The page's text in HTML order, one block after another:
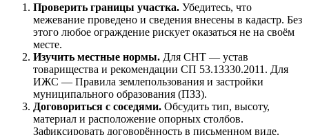
Проверить границы участка. Убедитесь, что
межевание проведено и сведения внесены в кадастр. Без
этого любое ограждение рискует оказаться не на своём
месте.
Изучить местные нормы. Для СНТ — устав
товарищества и рекомендации СП 53.13330.2011. Для
ИЖС — Правила землепользования и застройки
муниципального образования (ПЗЗ).
Договориться с соседями. Обсудить тип, высоту,
материал и расположение опорных столбов.
Зафиксировать договорённость в письменном виде.